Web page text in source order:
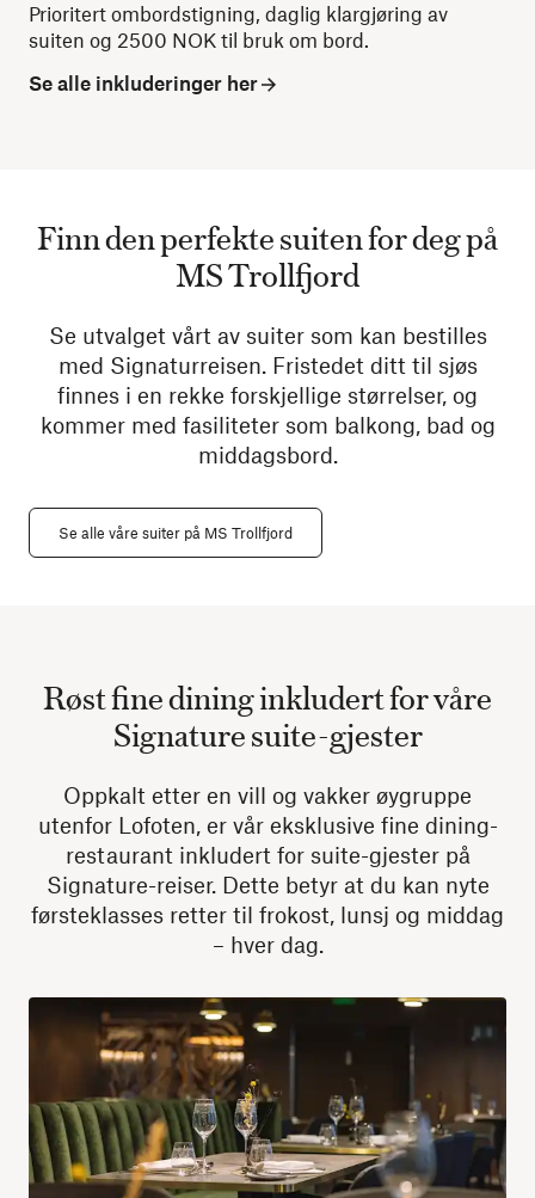
Prioritert ombordstigning, daglig klargjøring av
suiten og 2500 NOK til bruk om bord.
Se alle inkluderinger her
Finn den perfekte suiten for deg på
MS Trollfjord
Se utvalget vårt av suiter som kan bestilles
med Signaturreisen. Fristedet ditt til sjøs
finnes i en rekke forskjellige størrelser, og
kommer med fasiliteter som balkong, bad og
middagsbord.
Se alle våre suiter på MS Trollfjord
Røst fine dining inkludert for våre
Signature suite-gjester
Oppkalt etter en vill og vakker øygruppe
utenfor Lofoten, er vår eksklusive fine dining-
restaurant inkludert for suite-gjester på
Signature-reiser. Dette betyr at du kan nyte
førsteklasses retter til frokost, lunsj og middag
– hver dag.